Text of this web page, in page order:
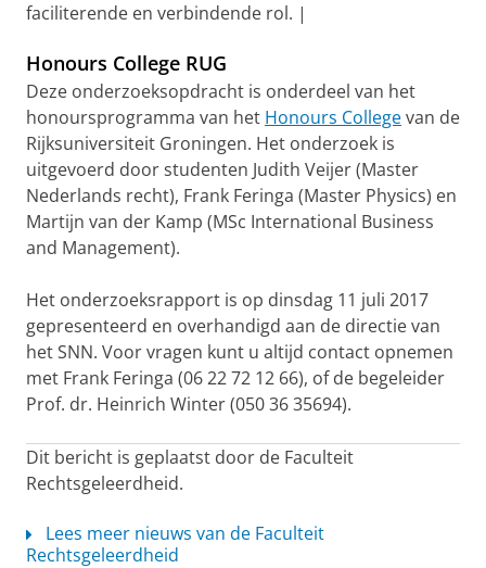
faciliterende en verbindende rol. |
Honours College RUG
Deze onderzoeksopdracht is onderdeel van het
honoursprogramma van het Honours Collegevan de
Rijksuniversiteit Groningen. Het onderzoek is
uitgevoerd door studenten Judith Veijer (Master
Nederlands recht), Frank Feringa (Master Physics) en
Martijn van der Kamp (MSc International Business
and Management).
Het onderzoeksrapport is op dinsdag 11 juli 2017
gepresenteerd en overhandigd aan de directie van
het SNN. Voor vragen kunt u altijd contact opnemen
met Frank Feringa (06 22 72 12 66), of de begeleider
Prof. dr. Heinrich Winter (050 36 35694).
Dit bericht is geplaatst door de Faculteit
Rechtsgeleerdheid.
Lees meer nieuws van de Faculteit
Rechtsgeleerdheid